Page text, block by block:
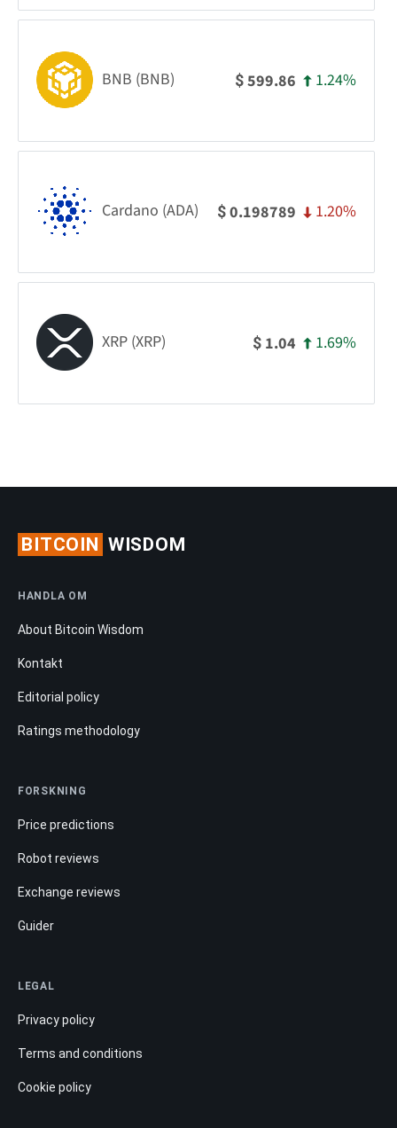
BNB (BNB) $599.86 1.24%
Cardano (ADA) $0.198789 1.20%
XRP (XRP) $ 1.04 1.69%
BITCOIN WISDOM
HANDLA OM
About Bitcoin Wisdom
Kontakt
Editorial policy
Ratings methodology
FORSKNING
Price predictions
Robot reviews
Exchange reviews
Guider
LEGAL
Privacy policy
Terms and conditions
Cookie policy